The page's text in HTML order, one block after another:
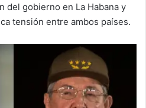
del gobierno en La Habana y
tensión entre ambos países.